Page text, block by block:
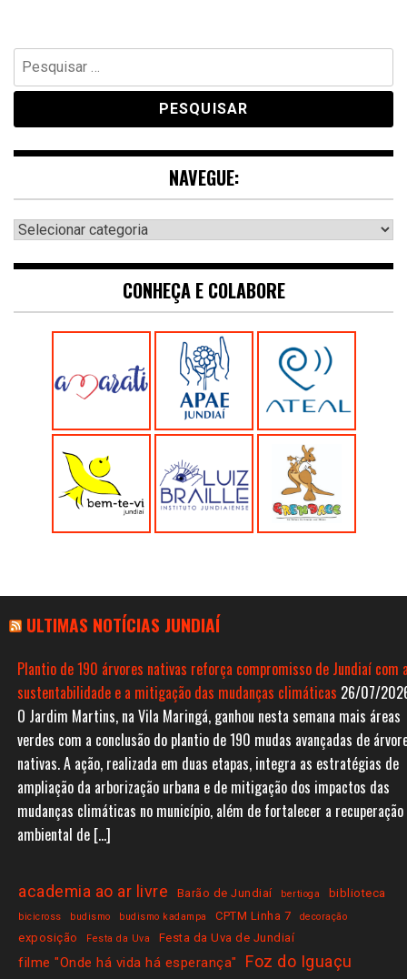
Pesquisar
por:
NAVEGUE:
Navegue:
CONHEÇA E COLABORE
ULTIMAS NOTÍCIAS JUNDIAÍ
Plantio de 190 árvores nativas reforça compromisso de Jundiaí com
sustentabilidade e a mitigação das mudanças climáticas 26/07/
O Jardim Martins, na Vila Maringá, ganhou nesta semana mais áreas
verdes com a conclusão do plantio de 190 mudas avançadas de
nativas. A ação, realizada em duas etapas, integra as estratégias de
ampliação da arborização urbana e de mitigação dos impactos das
mudanças climáticas no município, além de fortalecer a recuperação
ambiental de […]
academia ao ar livre Barão de Jundiaí bertioga biblioteca
bicicross budismo budismo kadampa CPTM Linha 7 decoração
exposição Festa da Uva Festa da Uva de Jundiaí
filme "Onde há vida há esperança"
Foz do Iguaçu